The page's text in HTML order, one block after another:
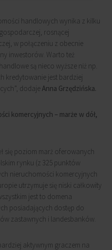
handlowych wynika z kilku
rosnącej
w połączeniu z obecnie
inwestorów. Warto też
są nieco wyższe niż np.
kredytowanie jest bardziej
dodaje Anna Grzędzińska.
komercyjnych – marże w dół,
się poziom marż oferowanych
rynku (z 325 punktów
nieruchomości komercyjnych
utrzymuje się niski całkowity
jest to domena
posiadających dostęp do
zastawnych i landesbanków.
aktywnym graczem na